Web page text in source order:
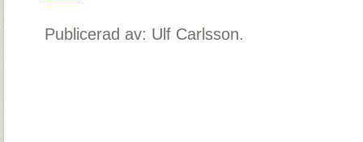
Publicerad av: Ulf Carlsson.